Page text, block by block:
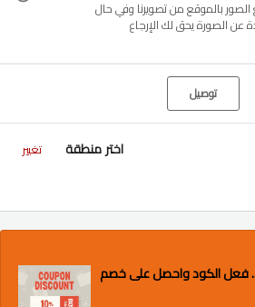
بالموقع من تصويرنا وفي حال
عن الصورة يحق لك الإرجاع
توصيل
اختر منطقة تغيير
.. فعل الكود واحصل على خصم